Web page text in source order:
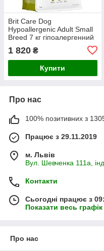
Brit Care Dog
Hypoallergenic Adult Small
Breed 7 кг гіпоалергенний
для собак малих порід з
ягням
1 820 ₴
Купити
Про нас
100% позитивних з 1305
Працює з 29.11.2019
м. Львів
Вул. Шевченка 111а,
Контакти
Сьогодні працює з
Показати весь
Про нас